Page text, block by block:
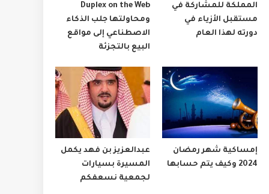
المملكة للمشاركة في
مستقبل الأزياء في
دورته لهذا العام
Duplex on the Web
ومحاولتها جلب الذكاء
الاصطناعي إلى مواقع
البيع بالتجزئة
إمساكية شهر رمضان
2024 وكيف يتم حسابها
عبدالعزيز بن فهد يكمل
المسيرة بسيارات
لجمعية نسعفكم